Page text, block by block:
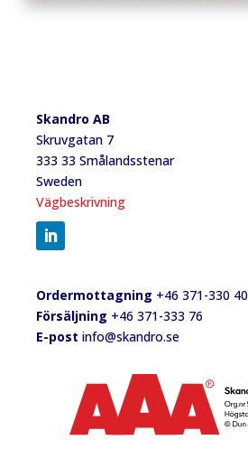
Skandro AB
Skruvgatan 7
333 33 Smålandsstenar
Sweden
Vägbeskrivning
Ordermottagning +46 371-330 40
Försäljning +46 371-333 76
E-post info@skandro.se